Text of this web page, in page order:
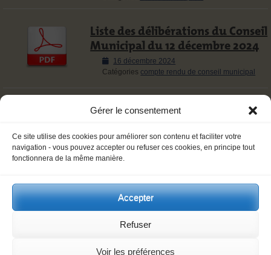
Gérer le consentement
Ce site utilise des cookies pour améliorer son contenu et faciliter votre
navigation - vous pouvez accepter ou refuser ces cookies, en principe tout
fonctionnera de la même manière.
Accepter
Refuser
Voir les préférences
Liste des délibérations du Conseil
Municipal du 12 décembre 2024
Posted
on
16 décembre 2024
Catégories compte rendu de conseil municipal
Arrêté relatif à la fermeture
Joux Dessus le 19/12/2024 à
partir du n°1204 jusqu’au n°1180
Menus du restaurant scolaire, 6
janvier – 21 février 2025